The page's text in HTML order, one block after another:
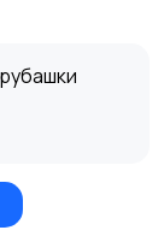
одежда